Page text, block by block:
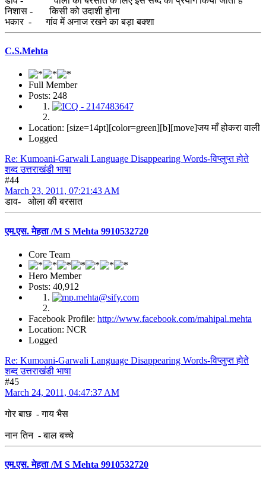
निशास - किसी को उदाशी होना
भकार - गांव में अनाज रखने का बड़ा बक्शा
C.S.Mehta
Full Member
Posts: 248
Location: [size=14pt][color=green][b][move]जय माँ होकरा वाली
Logged
Re: Kumoani-Garwali Language Disappearing Words-विप्लुप्त होते
शब्द उत्तराखंडी भाषा
#44
March 23, 2011, 07:21:43 AM
डाव- ओला की बरसात
एम.एस. मेहता /M S Mehta 9910532720
Core Team
Hero Member
Posts: 40,912
Facebook Profile: http://www.facebook.com/mahipal.mehta
Location: NCR
Logged
Re: Kumoani-Garwali Language Disappearing Words-विप्लुप्त होते
शब्द उत्तराखंडी भाषा
#45
March 24, 2011, 04:47:37 AM
गोर बाछ - गाय भैस
नान तिन - बाल बच्चे
एम.एस. मेहता /M S Mehta 9910532720